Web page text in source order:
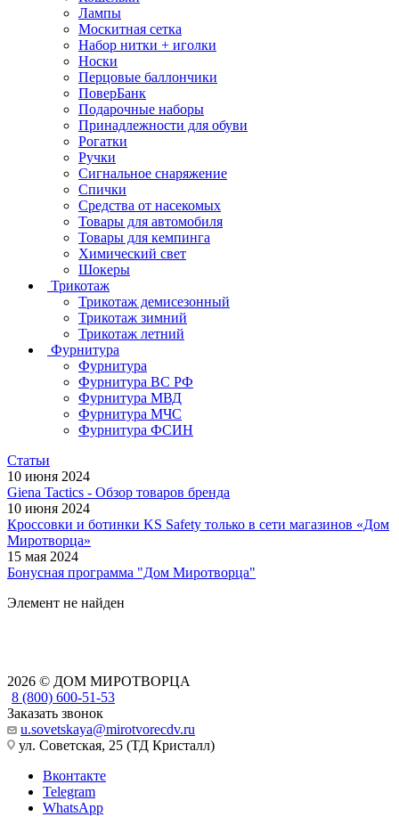
Лампы
Москитная сетка
Набор нитки + иголки
Носки
Перцовые баллончики
ПоверБанк
Подарочные наборы
Принадлежности для обуви
Рогатки
Ручки
Сигнальное снаряжение
Спички
Средства от насекомых
Товары для автомобиля
Товары для кемпинга
Химический свет
Шокеры
Трикотаж
Трикотаж демисезонный
Трикотаж зимний
Трикотаж летний
Фурнитура
Фурнитура
Фурнитура ВС РФ
Фурнитура МВД
Фурнитура МЧС
Фурнитура ФСИН
Статьи
10 июня 2024
Giena Tactics - Обзор товаров бренда
10 июня 2024
Кроссовки и ботинки KS Safety только в сети магазинов «Дом
Миротворца»
15 мая 2024
Бонусная программа "Дом Миротворца"
Элемент не найден
2026 © ДОМ МИРОТВОРЦА
8 (800) 600-51-53
Заказать звонок
u.sovetskaya@mirotvorecdv.ru
ул. Советская, 25 (ТД Кристалл)
Вконтакте
Telegram
WhatsApp